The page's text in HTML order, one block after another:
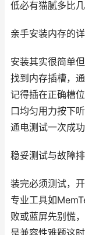
低必有猫腻多比
亲手安装内存的
安装其实很简单
找到内存插槽，
记得插在正确槽
口均匀用力按下
通电测试一次成功
稳妥测试与故障
装完必须测试，
专业工具如
败或蓝屏先别慌